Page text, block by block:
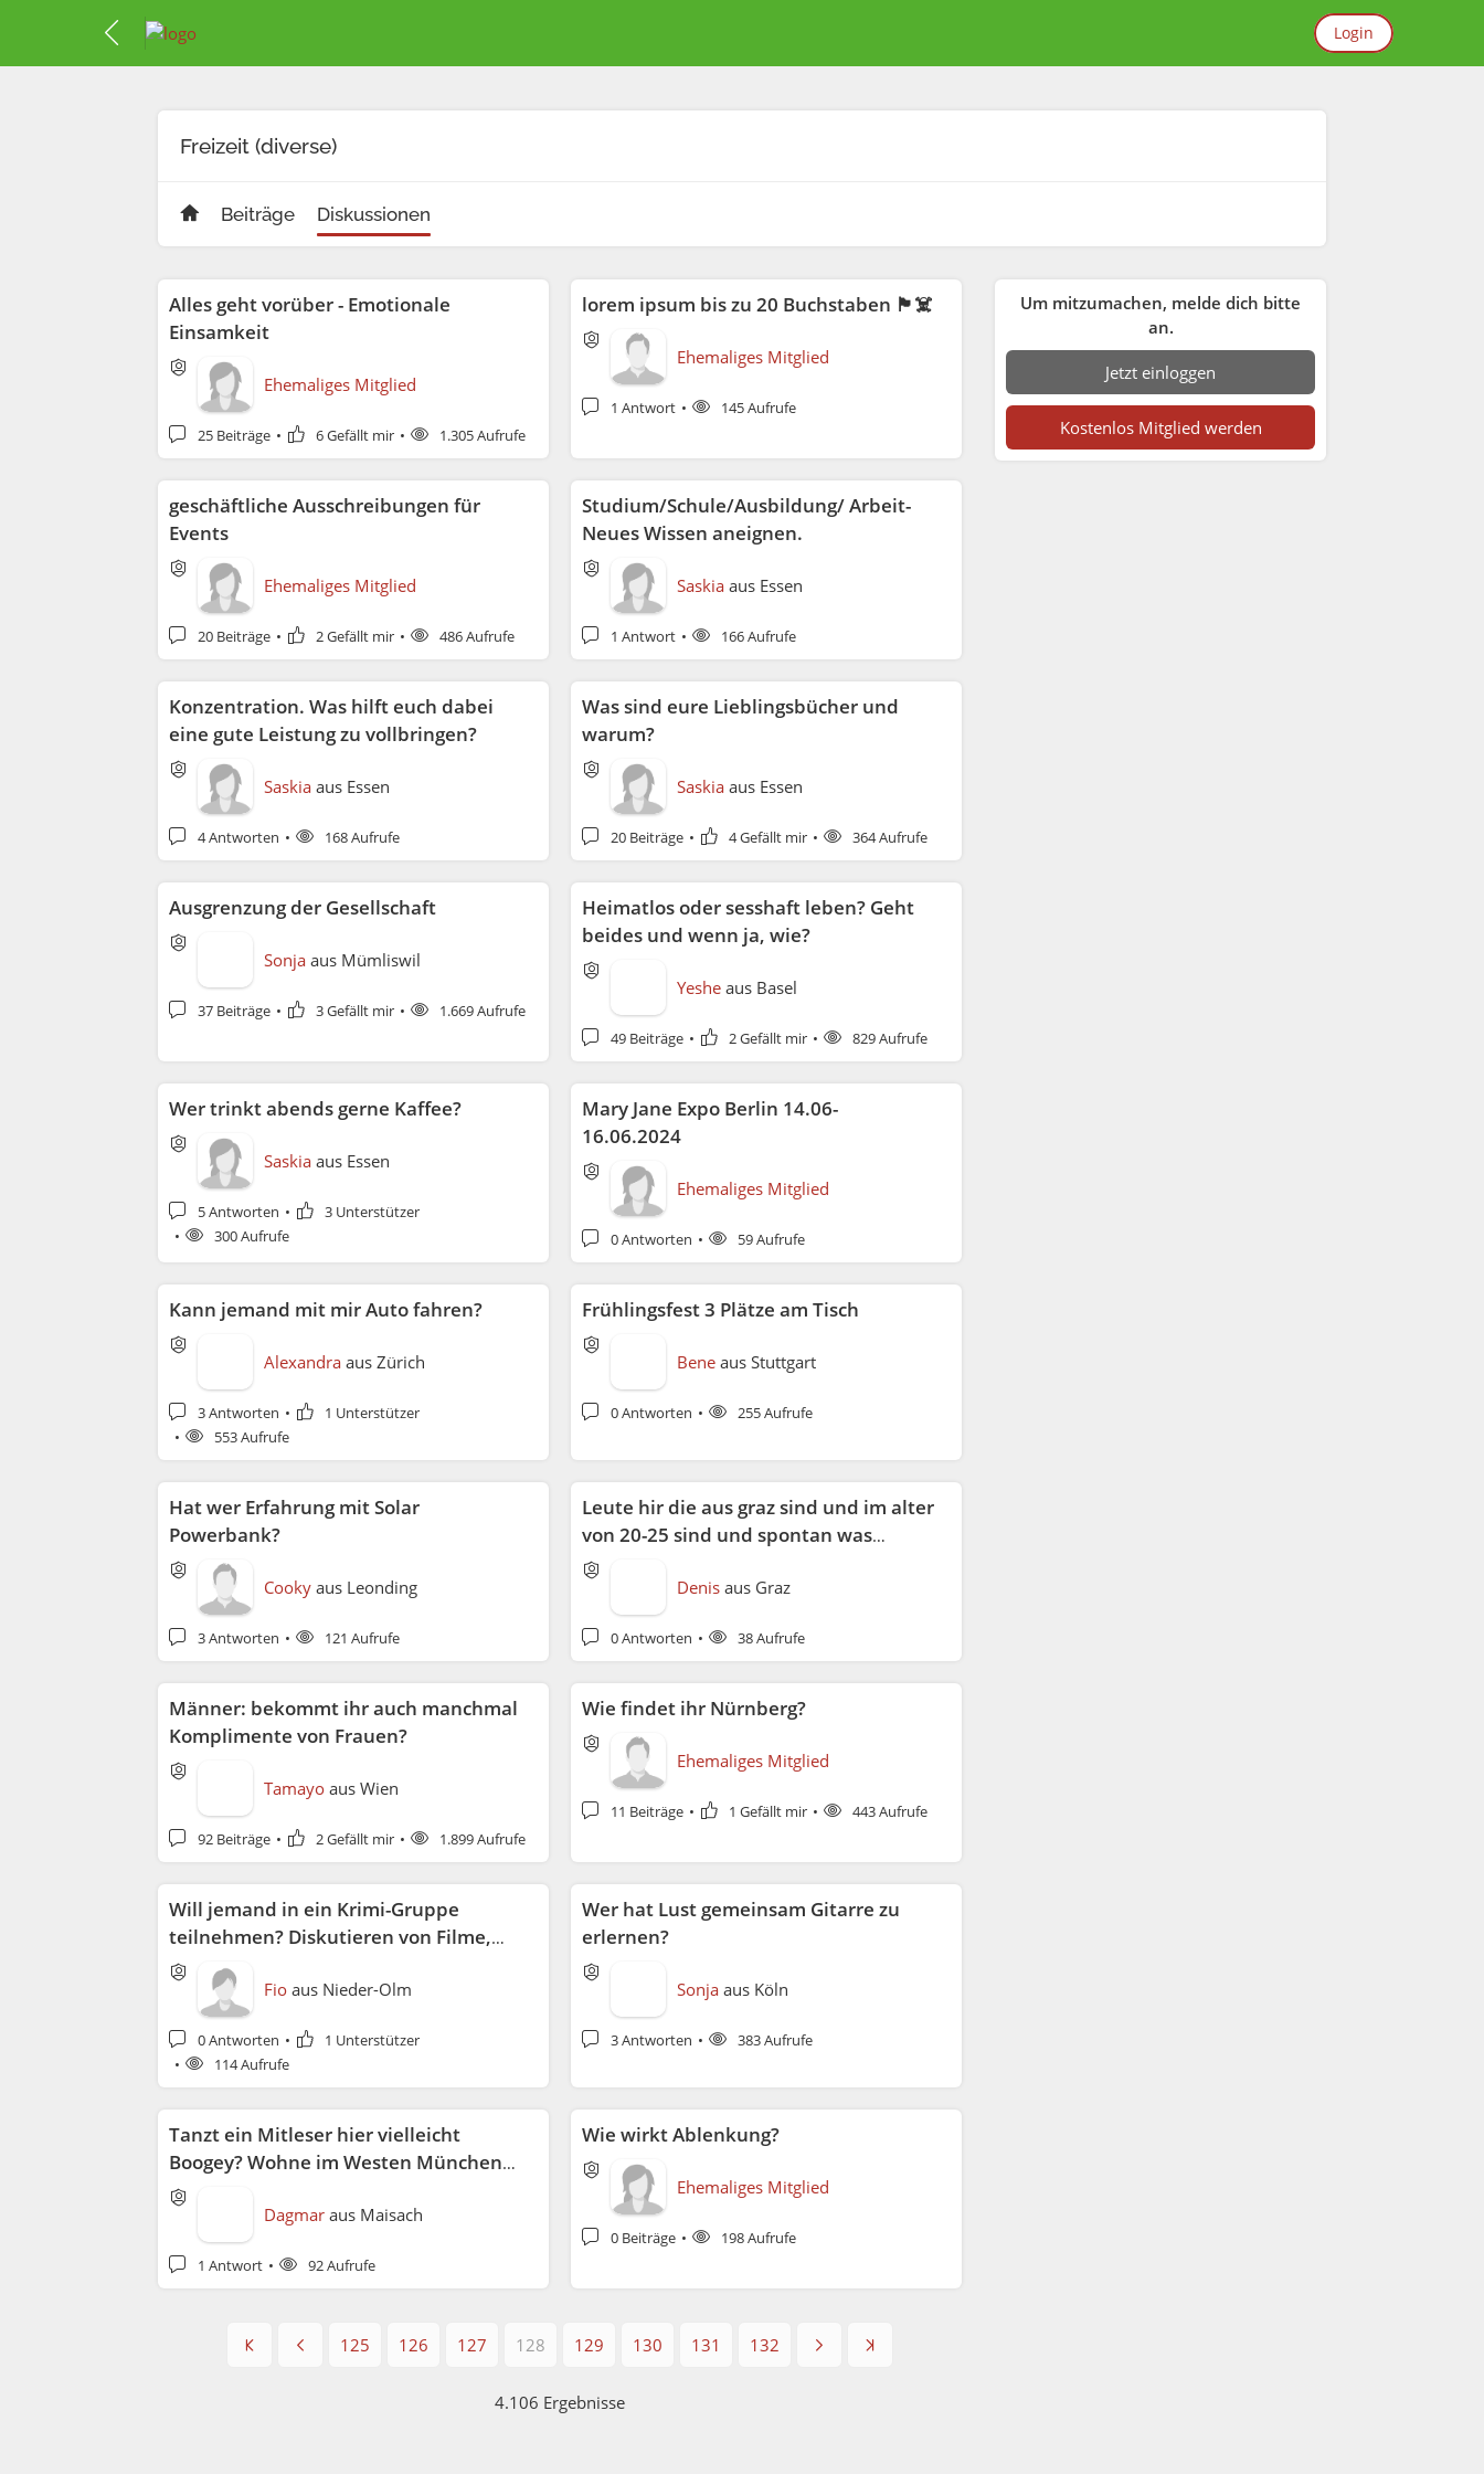
Login
Freizeit (diverse)
Beiträge Diskussionen
Um mitzumachen, melde dich bitte
an.
Jetzt einloggen
Kostenlos Mitglied werden
Alles geht vorüber - Emotionale
Einsamkeit
Ehemaliges Mitglied
25 Beiträge 6 Gefällt mir 1.305 Aufrufe
lorem ipsum bis zu 20 Buchstaben 🏴‍☠️
Ehemaliges Mitglied
1 Antwort 145 Aufrufe
geschäftliche Ausschreibungen für
Events
Ehemaliges Mitglied
20 Beiträge 2 Gefällt mir 486 Aufrufe
Studium/Schule/Ausbildung/ Arbeit-
Neues Wissen aneignen.
Saskia aus Essen
1 Antwort 166 Aufrufe
Konzentration. Was hilft euch dabei
eine gute Leistung zu vollbringen?
Saskia aus Essen
4 Antworten 168 Aufrufe
Was sind eure Lieblingsbücher und
warum?
Saskia aus Essen
20 Beiträge 4 Gefällt mir 364 Aufrufe
Ausgrenzung der Gesellschaft
Sonja aus Mümliswil
37 Beiträge 3 Gefällt mir 1.669 Aufrufe
Heimatlos oder sesshaft leben? Geht
beides und wenn ja, wie?
Yeshe aus Basel
49 Beiträge 2 Gefällt mir 829 Aufrufe
Wer trinkt abends gerne Kaffee?
Saskia aus Essen
5 Antworten
3 Unterstützer
300 Aufrufe
Mary Jane Expo Berlin 14.06-
16.06.2024
Ehemaliges Mitglied
0 Antworten 59 Aufrufe
Kann jemand mit mir Auto fahren?
Alexandra aus Zürich
3 Antworten
1 Unterstützer
553 Aufrufe
Frühlingsfest 3 Plätze am Tisch
Bene aus Stuttgart
0 Antworten 255 Aufrufe
Hat wer Erfahrung mit Solar
Powerbank?
Cooky aus Leonding
3 Antworten 121 Aufrufe
Leute hir die aus graz sind und im alter
von 20-25 sind und spontan was
machen wollen?
Denis aus Graz
0 Antworten 38 Aufrufe
Männer: bekommt ihr auch manchmal
Komplimente von Frauen?
Tamayo aus Wien
92 Beiträge 2 Gefällt mir 1.899 Aufrufe
Wie findet ihr Nürnberg?
Ehemaliges Mitglied
11 Beiträge 1 Gefällt mir 443 Aufrufe
Will jemand in ein Krimi-Gruppe
teilnehmen? Diskutieren von Filme,
Bücher bis Polizei Fälle?
Fio aus Nieder-Olm
0 Antworten
1 Unterstützer
114 Aufrufe
Wer hat Lust gemeinsam Gitarre zu
erlernen?
Sonja aus Köln
3 Antworten 383 Aufrufe
Tanzt ein Mitleser hier vielleicht
Boogey? Wohne im Westen Münchens
& muss Drehungen üben!
Dagmar aus Maisach
1 Antwort 92 Aufrufe
Wie wirkt Ablenkung?
Ehemaliges Mitglied
0 Beiträge 198 Aufrufe
125 126 127 128 129 130 131 132
4.106 Ergebnisse